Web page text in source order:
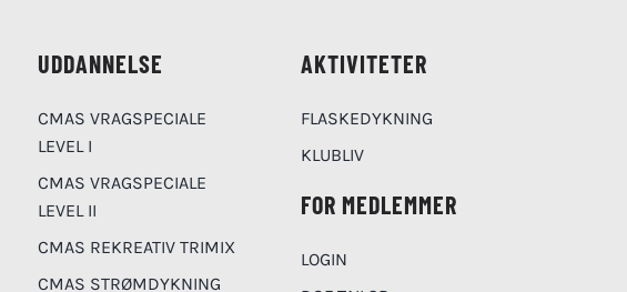
UDDANNELSE
CMAS VRAGSPECIALE
LEVEL I
CMAS VRAGSPECIALE
LEVEL II
CMAS REKREATIV TRIMIX
CMAS STRØMDYKNING
AKTIVITETER
FLASKEDYKNING
KLUBLIV
FOR MEDLEMMER
LOGIN